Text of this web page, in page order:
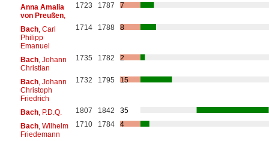
Anna Amalia
von Preußen,
1723 1787 7
Bach, Carl
Philipp
Emanuel
1714 1788 8
Bach, Johann
Christian
1735 1782 2
Bach, Johann
Christoph
Friedrich
1732 1795 15
Bach, P.D.Q. 1807 1842
35
Bach, Wilhelm
Friedemann
1710 1784 4